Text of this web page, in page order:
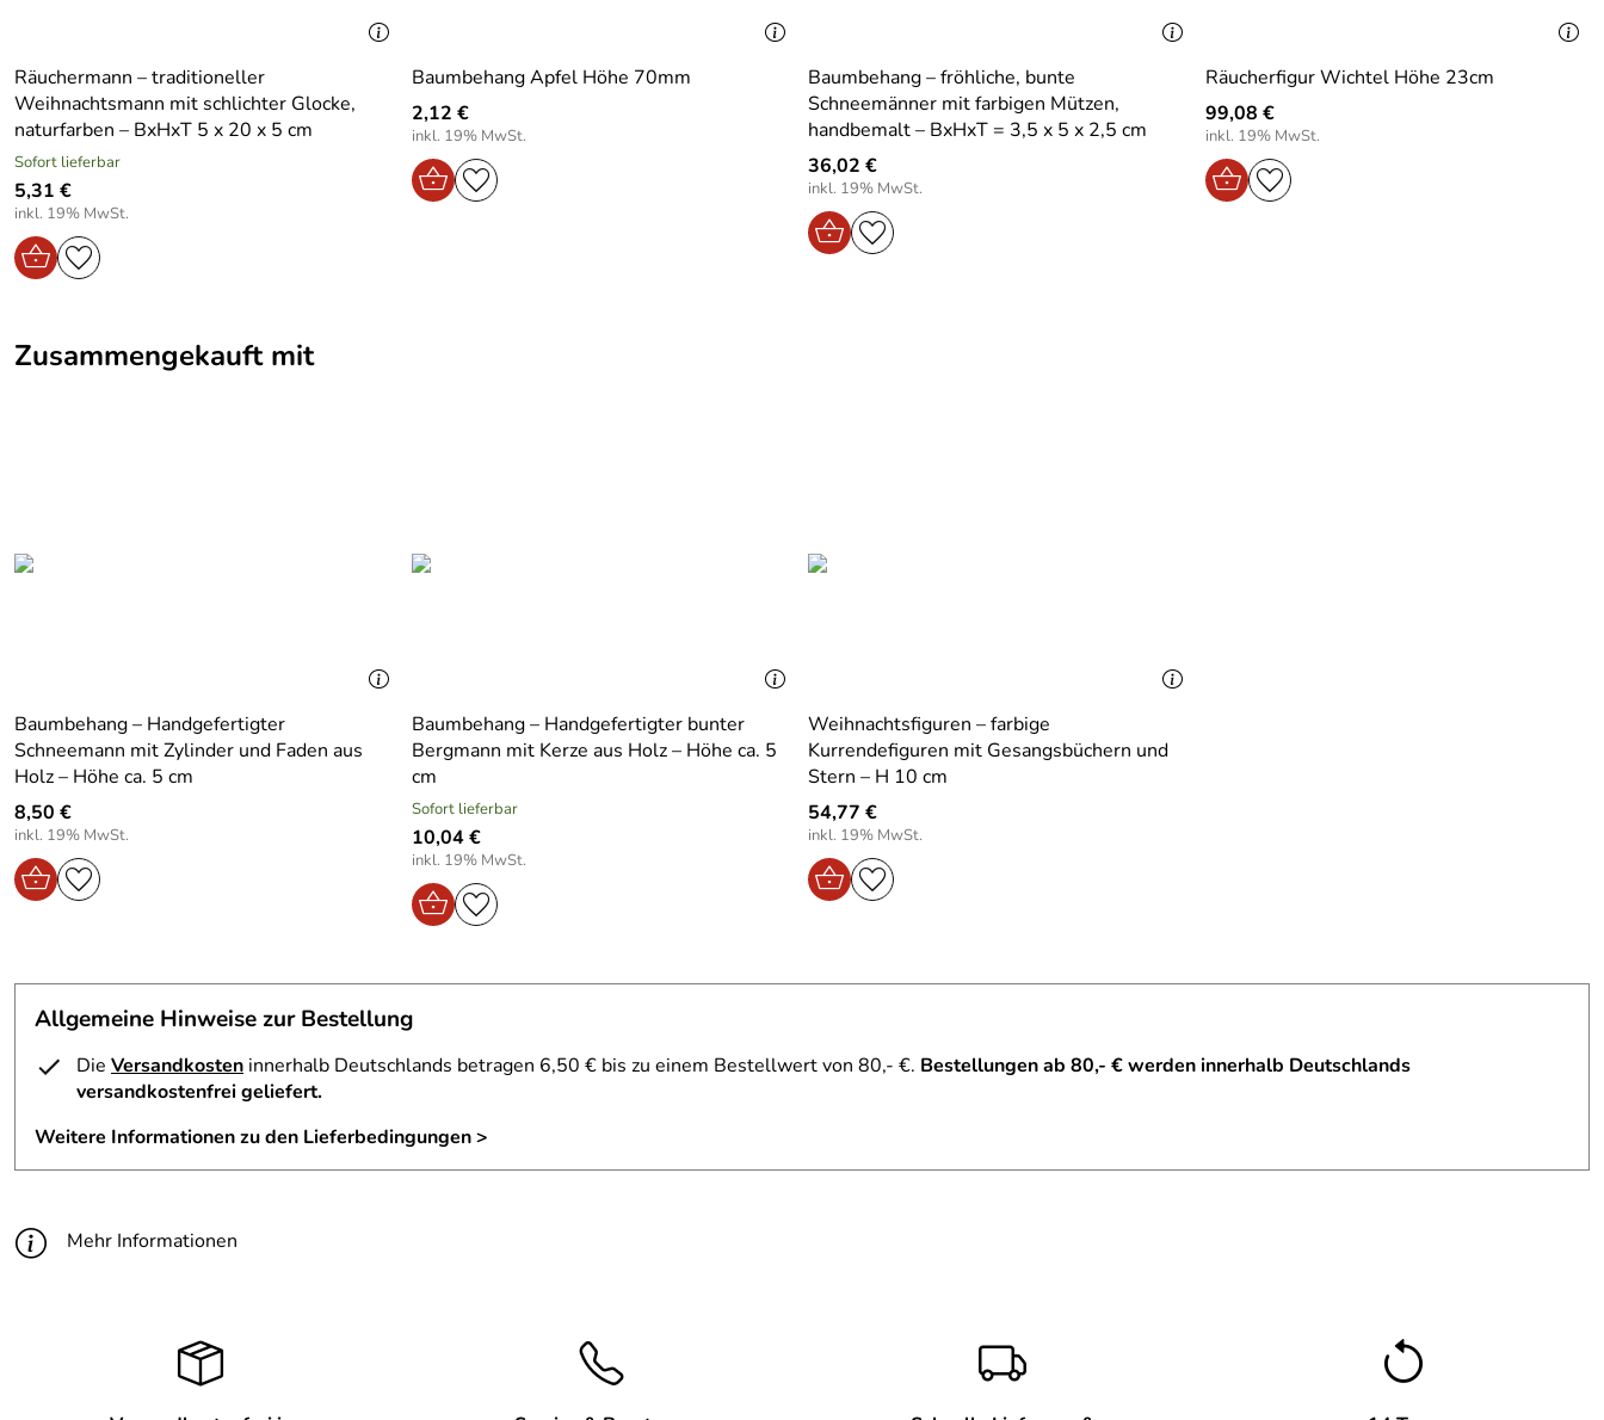
Räuchermann – traditioneller
Weihnachtsmann mit schlichter Glocke,
naturfarben – BxHxT 5 x 20 x 5 cm
Sofort lieferbar
5,31 €
inkl. 19% MwSt.
Baumbehang Apfel Höhe 70mm
2,12 €
inkl. 19% MwSt.
Baumbehang – fröhliche, bunte
Schneemänner mit farbigen Mützen,
handbemalt – BxHxT = 3,5 x 5 x 2,5 cm
36,02 €
inkl. 19% MwSt.
Räucherfigur Wichtel Höhe 23cm
99,08 €
inkl. 19% MwSt.
Zusammengekauft mit
Baumbehang – Handgefertigter
Schneemann mit Zylinder und Faden aus
Holz – Höhe ca. 5 cm
8,50 €
inkl. 19% MwSt.
Baumbehang – Handgefertigter bunter
Bergmann mit Kerze aus Holz – Höhe ca. 5
cm
Sofort lieferbar
10,04 €
inkl. 19% MwSt.
Weihnachtsfiguren – farbige
Kurrendefiguren mit Gesangsbüchern und
Stern – H 10 cm
54,77 €
inkl. 19% MwSt.
Allgemeine Hinweise zur Bestellung
Die Versandkosten innerhalb Deutschlands betragen 6,50 € bis zu einem Bestellwert von 80,- €. Bestellungen ab 80,- € werden innerhalb Deutschlands
versandkostenfrei geliefert.
Weitere Informationen zu den Lieferbedingungen >
Mehr Informationen